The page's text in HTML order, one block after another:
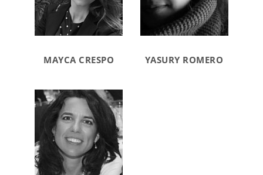
MAYCA CRESPO YASURY ROMERO